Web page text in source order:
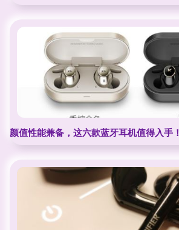
颜值性能兼备，这六款蓝牙耳机值得入手！